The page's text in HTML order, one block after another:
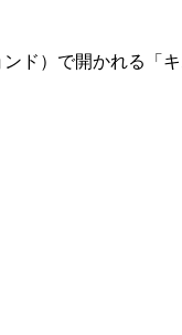
ド）で開かれる「